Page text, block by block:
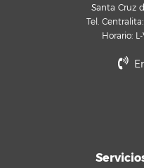
Santa Cruz
Tel.
Horario: